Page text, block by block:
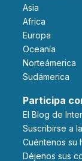
Asia
Africa
Europa
Oceanía
Norteámerica
Sudámerica
Participa
El Blog de
Suscribirse a
Cuéntenos su
Déjenos sus